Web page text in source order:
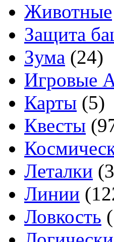
Животные
Защита
Зума (24)
Игровые
Карты (5)
Квесты
Леталки
Линии
Ловкость